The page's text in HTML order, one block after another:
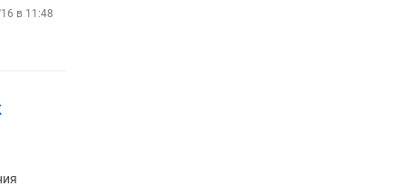
в 11:48